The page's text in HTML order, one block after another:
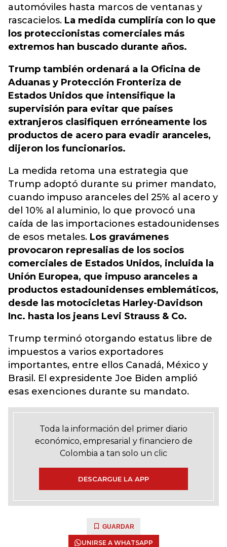
automóviles hasta marcos de ventanas y
rascacielos. La medida cumpliría con lo que
los proteccionistas comerciales más
extremos han buscado durante años.
Trump también ordenará a la Oficina de
Aduanas y Protección Fronteriza de
Estados Unidos que intensifique la
supervisión para evitar que países
extranjeros clasifiquen erróneamente los
productos de acero para evadir aranceles,
dijeron los funcionarios.
La medida retoma una estrategia que
Trump adoptó durante su primer mandato,
cuando impuso aranceles del 25% al ​​acero y
del 10% al aluminio, lo que provocó una
caída de las importaciones estadounidenses
de esos metales. Los gravámenes
provocaron represalias de los socios
comerciales de Estados Unidos, incluida la
Unión Europea, que impuso aranceles a
productos estadounidenses emblemáticos,
desde las motocicletas Harley-Davidson
Inc. hasta los jeans Levi Strauss & Co.
Trump terminó otorgando estatus libre de
impuestos a varios exportadores
importantes, entre ellos Canadá, México y
Brasil. El expresidente Joe Biden amplió
esas exenciones durante su mandato.
Toda la información del primer diario
económico, empresarial y financiero de
Colombia a tan solo un clic
DESCARGUE LA APP
GUARDAR
UNIRSE A WHATSAPP